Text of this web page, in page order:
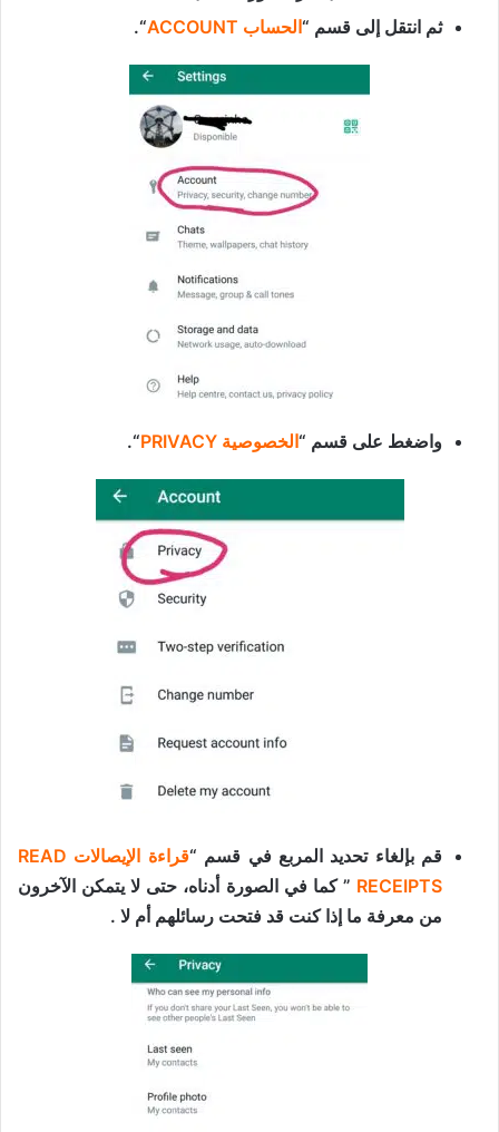
ثم انتقل إلى قسم “الحساب ACCOUNT “.
واضغط على قسم “الخصوصية PRIVACY “.
قم بإلغاء تحديد المربع في قسم “
قراءة الإيصالات READ
RECEIPTS ” كما في الصورة أدناه، حتى لا يتمكن الآخرون
من معرفة ما إذا كنت قد فتحت رسائلهم أم لا .